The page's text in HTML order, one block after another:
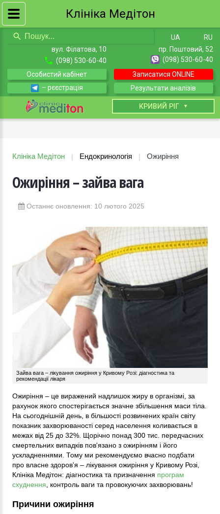
UA
RU
вул. Філатова, 10
(098) 530-60-40
пр. Поштовий, 52
(098) 530-60-40
Особистий кабінет
– рєєстрація
Записатися ONLINE
Результати аналізів
КРИВИЙ РІГ
Клініка Медітон | Ендокринологія | Ожиріння
Ожиріння – зайва вага
Останнє оновлення: 10 лютого 2025
Зайва вага – лікування ожиріння у Кривому Розі: діагностика та
рекомендації лікаря
Ожиріння – це виражений надлишок жиру в організмі, за
рахунок якого спостерігається значне збільшення маси тіла.
На сьогоднішній день, в більшості розвинених країн світу
показник захворюваності серед населення коливається в
межах від 25 до 32%. Щорічно понад 300 тис. передчасних
смертельних випадків пов'язано з ожирінням і його
ускладненнями. Тому ми рекомендуємо вчасно подбати
про власне здоров'я – лікування ожиріння у Кривому Розі,
Клініка Медітон: діагностика та призначення програм
схуднення , контроль ваги та провокуючих захворювань!
Причини ожиріння
Клініка Медітон